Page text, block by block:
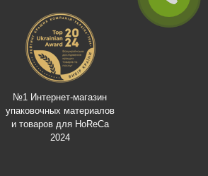
№1 Интернет-магазин
упаковочных материалов
и товаров для HoReCa
2024